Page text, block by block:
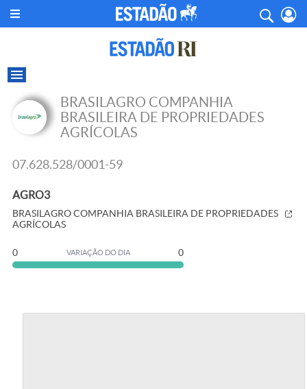
BRASILAGRO COMPANHIA
BRASILEIRA DE PROPRIEDADES
AGRÍCOLAS
07.628.528/0001-59
AGRO3
BRASILAGRO COMPANHIA BRASILEIRA DE PROPRIEDADES
AGRÍCOLAS
0 VARIAÇÃO DO DIA 0